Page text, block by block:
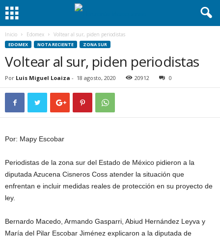
Inicio Edomex Voltear al sur, piden periodistas
EDOMEX NOTA RECIENTE ZONA SUR
Voltear al sur, piden periodistas
Por Luis Miguel Loaiza - 18 agosto, 2020 20912 0
Por: Mapy Escobar
Periodistas de la zona sur del Estado de México pidieron a la
diputada Azucena Cisneros Coss atender la situación que
enfrentan e incluir medidas reales de protección en su proyecto de
ley.
Bernardo Macedo, Armando Gasparri, Abiud Hernández Leyva y
María del Pilar Escobar Jiménez explicaron a la diputada de